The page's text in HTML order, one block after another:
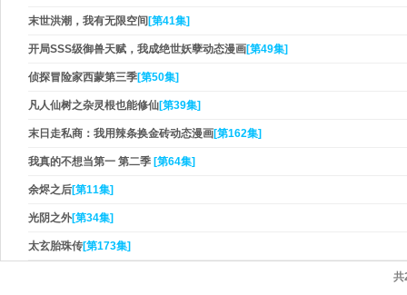
末世洪潮，我有无限空间 [第41集]
开局SSS级御兽天赋，我成绝世妖孽动态漫画[第49集]
侦探冒险家西蒙第三季[第50集]
凡人仙树之杂灵根也能修仙[第39集]
末日走私商：我用辣条换金砖动态漫画[第162集]
我真的不想当第一 第二季 [第64集]
余烬之后[第11集]
光阴之外[第34集]
太玄胎珠传[第173集]
共